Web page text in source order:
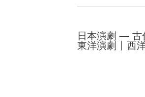
日本演劇 — 古
東洋演劇
西